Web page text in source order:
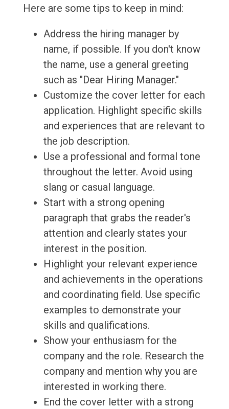
Here are some tips to keep in mind:
Address the hiring manager by
name, if possible. If you don't know
the name, use a general greeting
such as "Dear Hiring Manager."
Customize the cover letter for each
application. Highlight specific skills
and experiences that are relevant to
the job description.
Use a professional and formal tone
throughout the letter. Avoid using
slang or casual language.
Start with a strong opening
paragraph that grabs the reader's
attention and clearly states your
interest in the position.
Highlight your relevant experience
and achievements in the operations
and coordinating field. Use specific
examples to demonstrate your
skills and qualifications.
Show your enthusiasm for the
company and the role. Research the
company and mention why you are
interested in working there.
End the cover letter with a strong